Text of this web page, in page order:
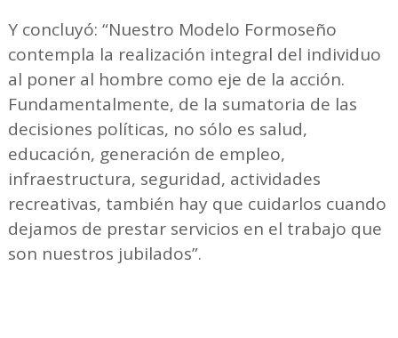
Y concluyó: “Nuestro Modelo Formoseño
contempla la realización integral del individuo
al poner al hombre como eje de la acción.
Fundamentalmente, de la sumatoria de las
decisiones políticas, no sólo es salud,
educación, generación de empleo,
infraestructura, seguridad, actividades
recreativas, también hay que cuidarlos cuando
dejamos de prestar servicios en el trabajo que
son nuestros jubilados”.